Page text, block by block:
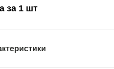
за 1 шт